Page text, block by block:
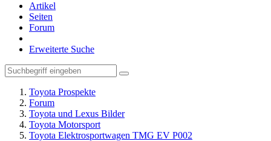
Artikel
Seiten
Forum
Erweiterte Suche
Toyota Prospekte
Forum
Toyota und Lexus Bilder
Toyota Motorsport
Toyota Elektrosportwagen TMG EV P002